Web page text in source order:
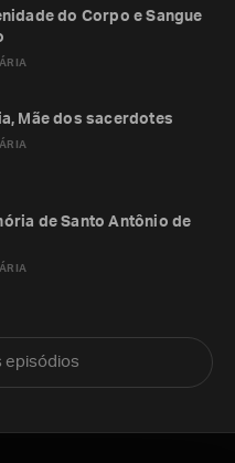
do Corpo e Sangue
Mãe dos sacerdotes
de Santo Antônio de
episódios